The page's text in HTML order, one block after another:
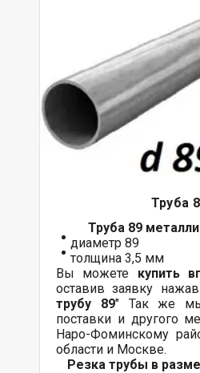
Труба
Труба 89
диаметр 89
толщина 3,5 мм
Вы можете купить
оставив заявку
трубу 89" Так же мы
поставки и другого
Наро-Фоминскому
области и Москве.
Резка трубы в